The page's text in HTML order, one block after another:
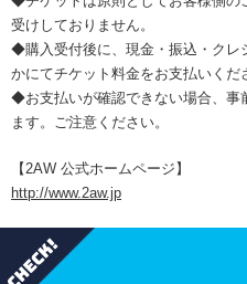
受けしておりません。
◆購入受付後に、現金・振込・クレ
かにてチケット料金をお支払いくだ
◆お支払いが確認できない場合、事
ます。ご注意ください。
【2AW 公式ホームページ】
http://www.2aw.jp